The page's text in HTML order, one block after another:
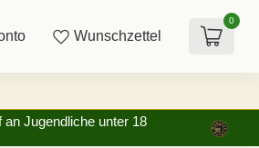
Wunschzettel
0
an Jugendliche unter 18